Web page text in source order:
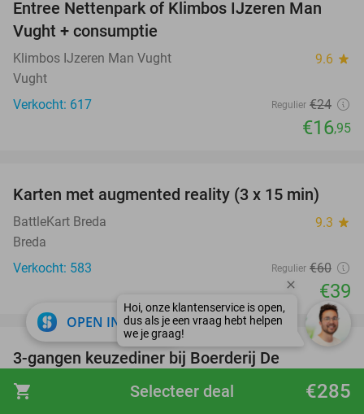
shopping_cart €285
Selecteer deal
29%
Entree Nettenpark of Klimbos IJzeren Man
Vught + consumptie
Klimbos IJzeren Man Vught 9.6 star
Vught
Verkocht: 617
Regulier €24
€16,95
35%
Karten met augmented reality (3 x 15 min)
BattleKart Breda 9.3 star
Breda
Verkocht: 583
Regulier €60
€39
32%
favorite_border
3-gangen keuzediner bij Boerderij De
Loonsebaan
OPEN IN APP close